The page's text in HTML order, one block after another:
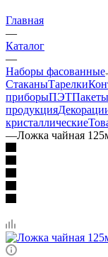
Главная
—
Каталог
—
Наборы фасованные
СтаканыТарелки
приборыПЭТПакеты
продукция
кристаллические
—Ложка чайная